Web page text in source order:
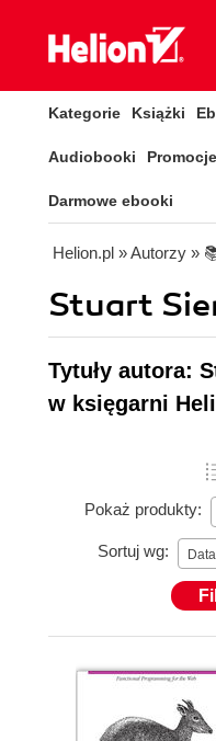
Kategorie Książki
Audiobooki Promocje
Darmowe ebooki
Helion.pl » Autorzy »
Stuart
Tytuły autora:
w księgarni
Pokaż produkty:
Sortuj wg: